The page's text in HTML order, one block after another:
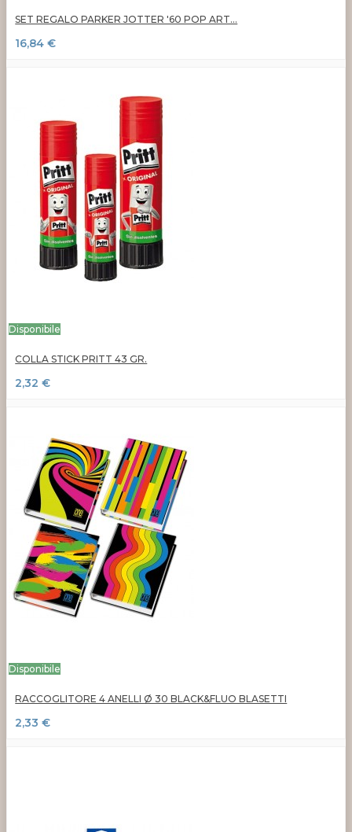
SET REGALO PARKER JOTTER '60 POP ART...
16,84 €
Disponibile
COLLA STICK PRITT 43 GR.
2,32 €
Disponibile
RACCOGLITORE 4 ANELLI Ø 30 BLACK&FLUO BLASETTI
2,33 €